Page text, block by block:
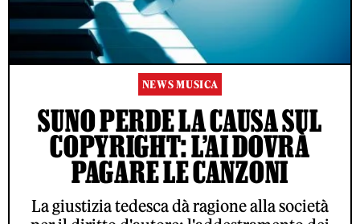
NEWS MUSICA
SUNO PERDE LA CAUSA SUL
COPYRIGHT: L’AI DOVRÀ
PAGARE LE CANZONI
La giustizia tedesca dà ragione alla società